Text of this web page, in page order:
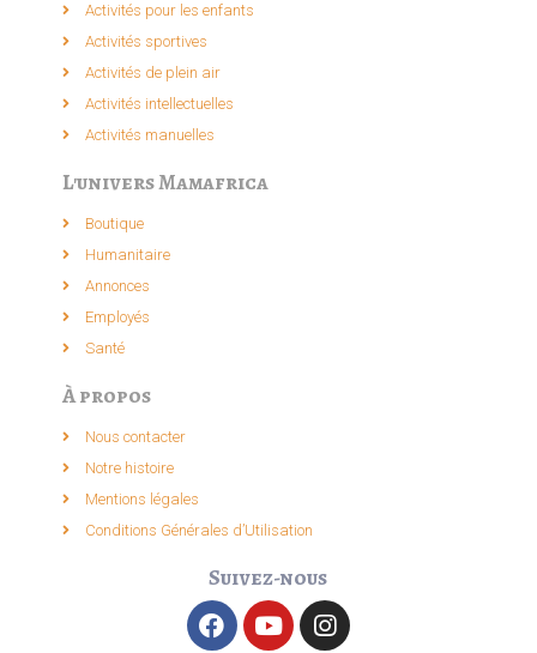
Activités pour les enfants​
Activités sportives​
Activités de plein air​
Activités intellectuelle​s
Activités manuelles​
L'univers Mamafrica
Boutique
Humanitaire
Annonces
Employés
Santé
À propos
Nous contacter
Notre histoire
Mentions légales
Conditions Générales d’Utilisation
Suivez-nous